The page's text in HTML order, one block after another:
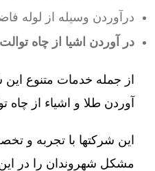
درآوردن وسیله از لوله
در آوردن اشیا از چاه
از جمله خدمات متنوع
آوردن طلا و اشیاء از
این شرکتها با تجربه و
مشکل شهروندان را در